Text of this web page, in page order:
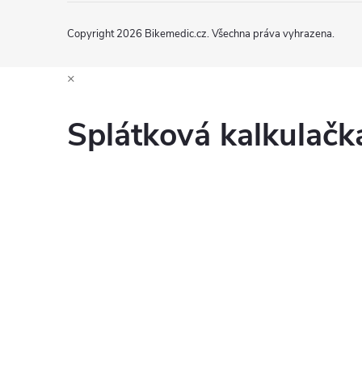
Copyright 2026 Bikemedic.cz. Všechna práva vyhrazena.
×
Splátková